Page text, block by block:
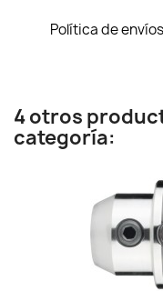
Política de
4 otros
categoría: